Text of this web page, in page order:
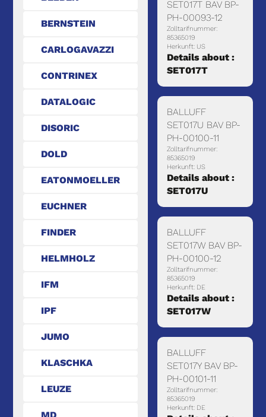
BERNSTEIN
CARLOGAVAZZI
CONTRINEX
DATALOGIC
DISORIC
DOLD
EATONMOELLER
EUCHNER
FINDER
HELMHOLZ
IFM
IPF
JUMO
KLASCHKA
LEUZE
SET017T BAV BP-
PH-00093-12
Zolltarifnummer:
85365019
Herkunft: US
Details about :
SET017T
BALLUFF
SET017U BAV BP-
PH-00100-11
Zolltarifnummer:
85365019
Herkunft: US
Details about :
SET017U
BALLUFF
SET017W BAV BP-
PH-00100-12
Zolltarifnummer:
85365019
Herkunft: DE
Details about :
SET017W
BALLUFF
SET017Y BAV BP-
PH-00101-11
Zolltarifnummer:
85365019
Herkunft: DE